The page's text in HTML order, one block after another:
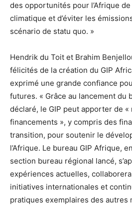
des opportunités pour l’Afrique
climatique et d’éviter les
scénario de statu quo. »
Hendrik du Toit et Brahim
félicités de la création du GIP
exprimé une grande confiance
futures. « Grâce au lancement du
déclaré, le GIP peut apporter de «
financements », y compris des
transition, pour soutenir le
l’Afrique. Le bureau GIP Afrique,
section bureau régional lancé,
expériences actuelles, collaborera
initiatives internationales et
pratiques exemplaires des autres